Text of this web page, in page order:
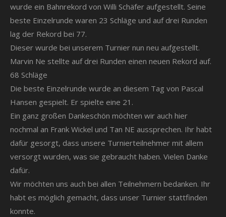
wurde ein Bahnrekord von Willi Schäfer aufgestellt. Seine
beste Einzelrunde waren 23 Schläge und auf drei Runden
lag der Rekord bei 77.
Dieser wurde bei unserem Turnier nun neu aufgestellt.
Marvin Ne stellte auf drei Runden einen neuen Rekord auf.
68 Schläge
Die beste Einzelrunde wurde an diesem Tag von Pascal
Hansen gespielt. Er spielte eine 21.
Ein ganz großen Dankeschön möchten wir auch hier
nochmal an Frank Wickel und Tan NE aussprechen. Ihr habt
dafür gesorgt, dass unsere Turnierteilnehmer mit allem
versorgt wurden, was sie gebraucht haben. Vielen Danke
dafür.
Wir möchten uns auch bei allen Teilnehmern bedanken. Ihr
habt es möglich gemacht, dass unser Turnier stattfinden
konnte.